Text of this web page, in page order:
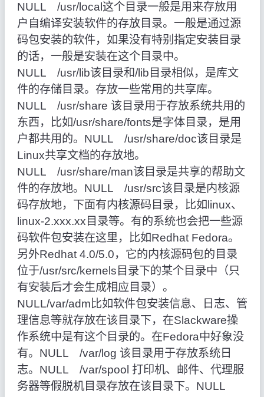
NULL /usr/local这个目录一般是用来存放用
户自编译安装软件的存放目录。一般是通过源
码包安装的软件，如果没有特别指定安装目录
的话，一般是安装在这个目录中。
NULL /usr/lib该目录和/lib目录相似，是库文
件的存储目录。存放一些常用的共享库。
NULL /usr/share 该目录用于存放系统共用的
东西，比如/usr/share/fonts是字体目录，是用
户都共用的。NULL /usr/share/doc该目录是
Linux共享文档的存放地。
NULL /usr/share/man该目录是共享的帮助文
件的存放地。NULL /usr/src该目录是内核源
码存放地，下面有内核源码目录，比如linux、
linux-2.xxx.xx目录等。有的系统也会把一些源
码软件包安装在这里，比如Redhat Fedora。
另外Redhat 4.0/5.0，它的内核源码包的目录
位于/usr/src/kernels目录下的某个目录中（只
有安装后才会生成相应目录）。
NULL/var/adm比如软件包安装信息、日志、管
理信息等就存放在该目录下，在Slackware操
作系统中是有这个目录的。在Fedora中好象没
有。NULL /var/log 该目录用于存放系统日
志。NULL /var/spool 打印机、邮件、代理服
务器等假脱机目录存放在该目录下。NULL